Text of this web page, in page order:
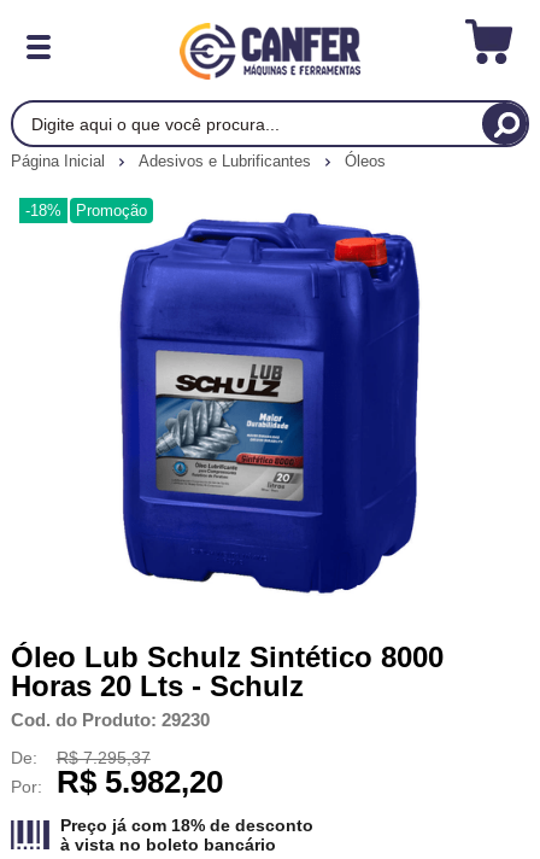
Página Inicial Adesivos e Lubrificantes Óleos
-18% Promoção
Óleo Lub Schulz Sintético 8000
Horas 20 Lts - Schulz
Cod. do Produto: 29230
De:
R$ 7.295,37
Por:
R$ 5.982,20
Preço já com 18% de desconto
à vista no boleto bancário